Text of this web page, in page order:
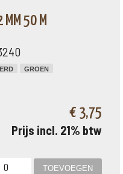
MM 50 M
GROEN
€ 3,75
Prijs incl. 21% btw